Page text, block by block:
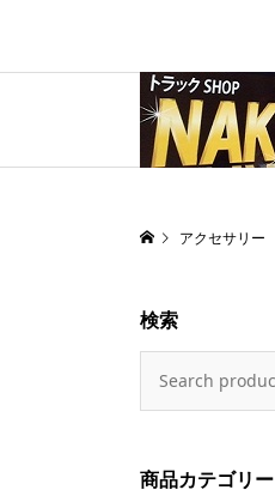
アクセサリー
検索
商品カテゴリー